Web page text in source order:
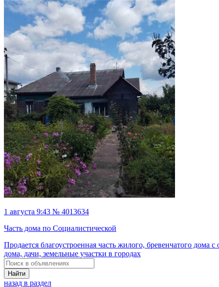
1 августа 9:43 № 4013634
Часть дома по Социалистической
Продается благоустроенная часть жилого, бревенчатого дома
дома, дачи, земельные участки в городах
Найти
назад в раздел